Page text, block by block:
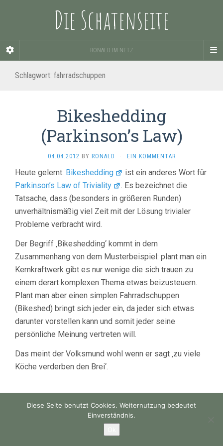
Die Schatenseite
RONALD IM NETZ
Schlagwort: fahrradschuppen
Bikeshedding
(Parkinson’s Law)
04.04.2012 BY RONALD · EIN KOMMENTAR
Heute gelernt: Bikeshedding
ist ein anderes Wort für
Parkinson’s Law of Triviality
. Es bezeichnet die
Tatsache, dass (besonders in größeren Runden)
unverhältnismäßig viel Zeit mit der Lösung trivialer
Probleme verbracht wird.
Der Begriff ‚Bikeshedding‘ kommt in dem
Zusammenhang von dem Musterbeispiel: plant man ein
Kernkraftwerk gibt es nur wenige die sich trauen zu
einem derart komplexen Thema etwas beizusteuern.
Plant man aber einen simplen Fahrradschuppen
(Bikeshed) bringt sich jeder ein, da jeder sich etwas
darunter vorstellen kann und somit jeder seine
persönliche Meinung vertreten will.
Das meint der Volksmund wohl wenn er sagt ‚zu viele
Köche verderben den Brei‘.
Diese Seite benutzt Cookies. Weiternutzung bedeutet
Einverständnis.